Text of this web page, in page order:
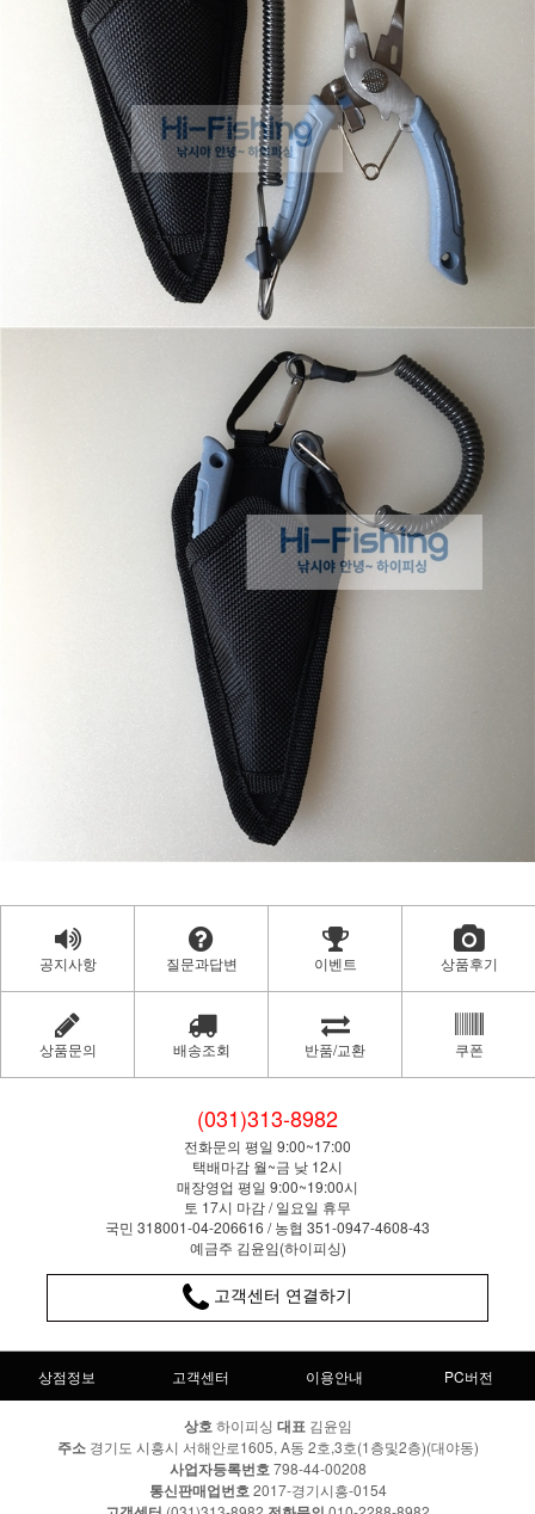
공지사항 질문과답변 이벤트 상품후기
상품문의 배송조회 반품/교환 쿠폰
(031)313-8982
전화문의 평일 9:00~17:00
택배마감 월~금 낮 12시
매장영업 평일 9:00~19:00시
토 17시 마감 / 일요일 휴무
국민 318001-04-206616 / 농협 351-0947-4608-43
예금주 김윤임(하이피싱)
고객센터 연결하기
상점정보 고객센터 이용안내 PC버전
상호 하이피싱 대표 김윤임
주소경기도 시흥시 서해안로1605, A동 2호,3호(1층및2층)(대야동)
사업자등록번호 798-44-00208
통신판매업번호 2017-경기시흥-0154